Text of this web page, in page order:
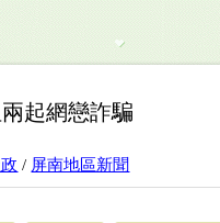
起網戀詐騙
/ 屏南地區新聞